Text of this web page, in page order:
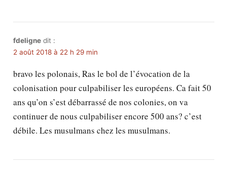
fdeligne dit :
2 août 2018 à 22 h 29 min
bravo les polonais, Ras le bol de l’évocation de la
colonisation pour culpabiliser les européens. Ca fait 50
ans qu’on s’est débarrassé de nos colonies, on va
continuer de nous culpabiliser encore 500 ans? c’est
débile. Les musulmans chez les musulmans.